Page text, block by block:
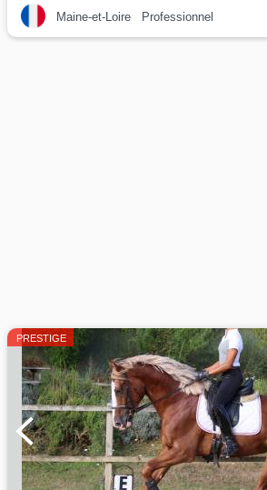
Maine-et-Loire Professionnel
PRESTIGE